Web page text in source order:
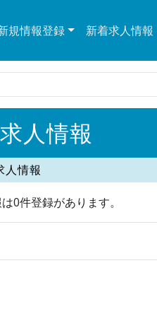
規情報登録 新着求人情報
人情報
人情報
0件登録があります。